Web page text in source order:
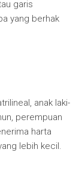
garis
yang berhak
anak laki-
perempuan
harta
lebih kecil.